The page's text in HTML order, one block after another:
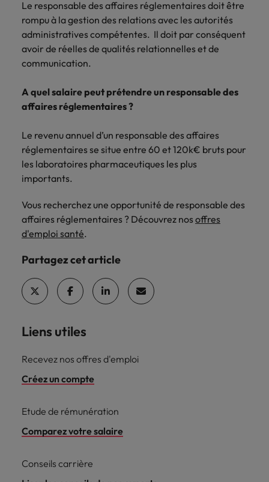
Le responsable des affaires réglementaires doit être
rompu à la gestion des relations avec les autorités
administratives compétentes. Il doit par conséquent
avoir de réelles de qualités relationnelles et de
communication.
A quel salaire peut prétendre un responsable des
affaires réglementaires ?
Le revenu annuel d’un responsable des affaires
réglementaires se situe entre 60 et 120k€ bruts pour
les laboratoires pharmaceutiques les plus
importants.
Vous recherchez une opportunité de responsable des
affaires réglementaires ? Découvrez nosoffres
d'emploi santé.
Partagez cet article
Liens utiles
Recevez nos offres d'emploi
Créez un compte
Etude de rémunération
Comparez votre salaire
Conseils carrière